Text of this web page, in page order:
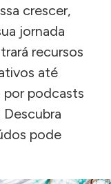
crescer,
jornada
recursos
até
por podcasts
pode